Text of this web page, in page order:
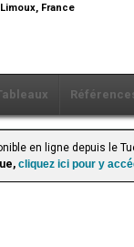
France
en ligne depuis le
cliquez ici pour y